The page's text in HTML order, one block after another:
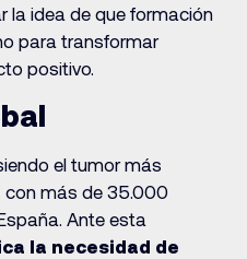
la idea de que formación
para transformar
positivo.
el tumor más
con más de 35.000
Ante esta
la necesidad de